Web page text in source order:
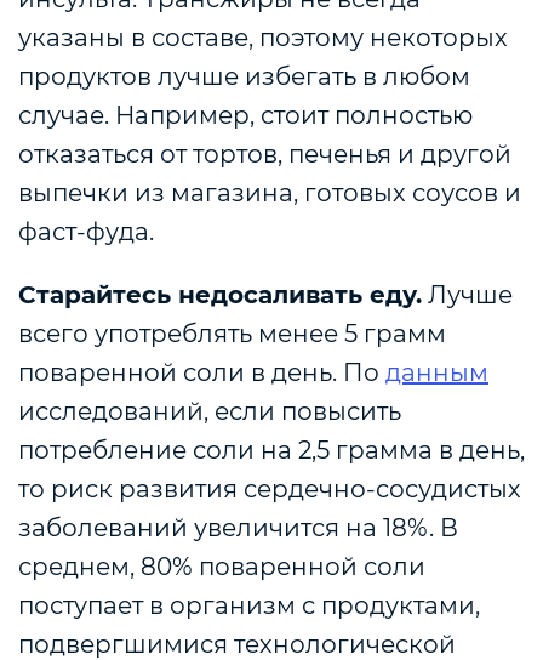
указаны в составе, поэтому некоторых
продуктов лучше избегать в любом
случае. Например, стоит полностью
отказаться от тортов, печенья и другой
выпечки из магазина, готовых соусов и
фаст-фуда.
Старайтесь недосаливать еду. Лучше
всего употреблять менее 5 грамм
поваренной соли в день. По данным
исследований, если повысить
потребление соли на 2,5 грамма в день,
то риск развития сердечно-сосудистых
заболеваний увеличится на 18%. В
среднем, 80% поваренной соли
поступает в организм с продуктами,
подвергшимися технологической